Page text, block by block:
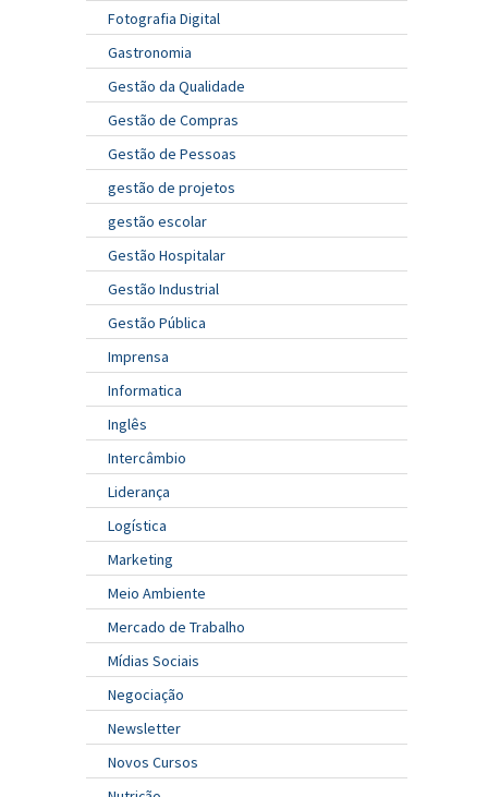
Fotografia Digital
Gastronomia
Gestão da Qualidade
Gestão de Compras
Gestão de Pessoas
gestão de projetos
gestão escolar
Gestão Hospitalar
Gestão Industrial
Gestão Pública
Imprensa
Informatica
Inglês
Intercâmbio
Liderança
Logística
Marketing
Meio Ambiente
Mercado de Trabalho
Mídias Sociais
Negociação
Newsletter
Novos Cursos